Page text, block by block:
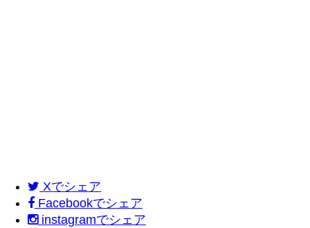
Xでシェア
Facebookでシェア
instagramでシェア